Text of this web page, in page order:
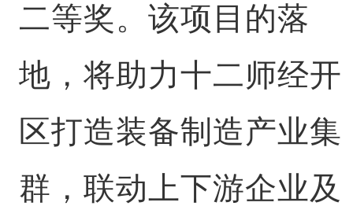
二等奖。该项目的落
地，将助力十二师经开
区打造装备制造产业集
群，联动上下游企业及